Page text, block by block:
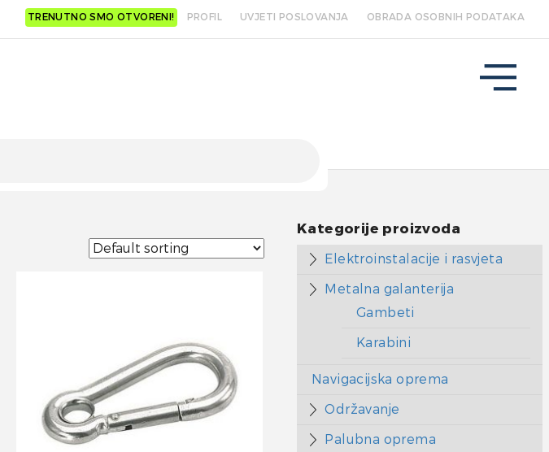
TRENUTNO SMO OTVORENI! PROFIL UVJETI POSLOVANJA OBRADA OSOBNIH PODATAKA
Kategorije proizvoda
Elektroinstalacije i rasvjeta
Metalna galanterija
Gambeti
Karabini
Navigacijska oprema
Održavanje
Palubna oprema